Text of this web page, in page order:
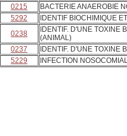
0215
BACTERIE ANAEROBIE
5292
IDENTIF BIOCHIMIQUE
0238
IDENTIF. D'UNE TOXINE
(ANIMAL)
0237
IDENTIF. D'UNE TOXINE
5229
INFECTION